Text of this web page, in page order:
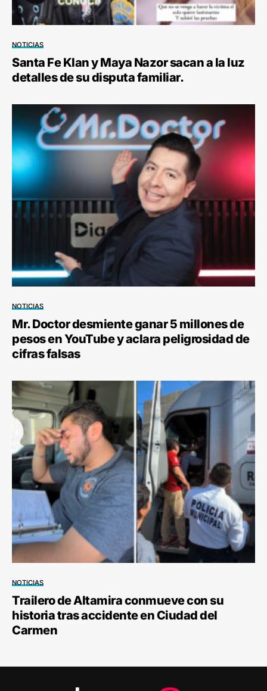
NOTICIAS
Santa Fe Klan y Maya Nazor sacan a la luz
detalles de su disputa familiar.
NOTICIAS
Mr. Doctor desmiente ganar 5 millones de
pesos en YouTube y aclara peligrosidad de
cifras falsas
NOTICIAS
Trailero de Altamira conmueve con su
historia tras accidente en Ciudad del
Carmen